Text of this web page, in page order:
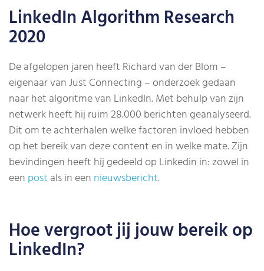
LinkedIn Algorithm Research
2020
De afgelopen jaren heeft Richard van der Blom –
eigenaar van Just Connecting – onderzoek gedaan
naar het algoritme van LinkedIn. Met behulp van zijn
netwerk heeft hij ruim 28.000 berichten geanalyseerd.
Dit om te achterhalen welke factoren invloed hebben
op het bereik van deze content en in welke mate. Zijn
bevindingen heeft hij gedeeld op Linkedin in: zowel in
een post als in een nieuwsbericht.
Hoe vergroot jij jouw bereik op
LinkedIn?